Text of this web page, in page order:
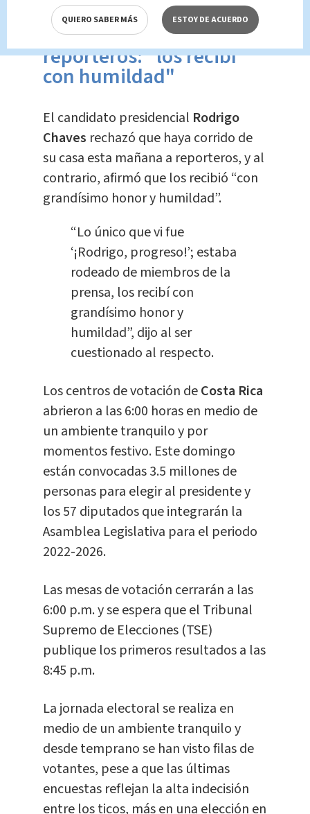
Rodrigo Chaves niega
haber corrido a
reporteros: "los recibí
con humildad"
El candidato presidencial Rodrigo
Chaves rechazó que haya corrido de
su casa esta mañana a reporteros, y al
contrario, afirmó que los recibió “con
grandísimo honor y humildad”.
“Lo único que vi fue
‘¡Rodrigo, progreso!’; estaba
rodeado de miembros de la
prensa, los recibí con
grandísimo honor y
humildad”, dijo al ser
cuestionado al respecto.
Los centros de votación deCosta Rica
abrieron a las 6:00 horas en medio de
un ambiente tranquilo y por
momentos festivo. Este domingo
están convocadas 3.5 millones de
personas para elegir al presidente y
los 57 diputados que integrarán la
Asamblea Legislativa para el periodo
2022-2026.
Las mesas de votación cerrarán a las
6:00 p.m. y se espera que el Tribunal
Supremo de Elecciones (TSE)
publique los primeros resultados a las
8:45 p.m.
La jornada electoral se realiza en
medio de un ambiente tranquilo y
desde temprano se han visto filas de
votantes, pese a que las últimas
encuestas reflejan la alta indecisión
entre los ticos, más en una elección en
QUIERO SABER MÁS ESTOY DE ACUERDO